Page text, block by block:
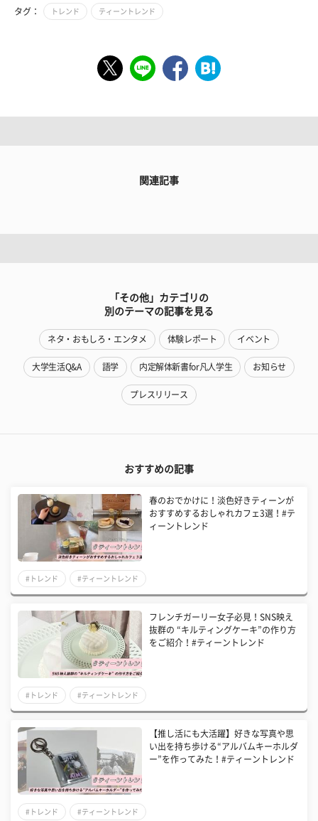
タグ： トレンド ティーントレンド
関連記事
「その他」カテゴリの
別のテーマの記事を見る
ネタ・おもしろ・エンタメ 体験レポート イベント
大学生活Q&A 語学 内定解体新書for凡人学生 お知らせ
プレスリリース
おすすめの記事
春のおでかけに！淡色好きティーンが
おすすめするおしゃれカフェ3選！#テ
ィーントレンド
#トレンド #ティーントレンド
フレンチガーリー女子必見！SNS映え
抜群の “キルティングケーキ”の作り方
をご紹介！#ティーントレンド
#トレンド #ティーントレンド
【推し活にも大活躍】好きな写真や思
い出を持ち歩ける“アルバムキーホルダ
ー”を作ってみた！#ティーントレンド
#トレンド #ティーントレンド